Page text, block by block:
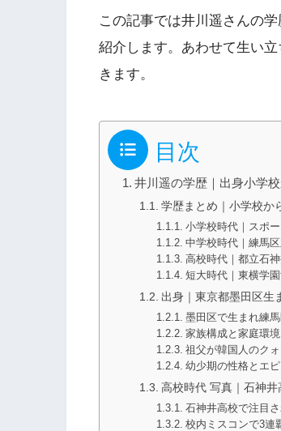
この記事では井川遥さんの
紹介します。あわせて生い
きます。
目次
井川遥の学歴｜出身小学
学歴まとめ｜小学校か
小学校時代｜スポ
中学校時代｜練馬
高校時代｜都立石
短大時代｜東横学
出身｜東京都墨田区生
墨田区で生まれ練
家族構成と家庭環境
祖父が韓国人のク
幼少期の性格とエ
高校時代 写真｜石神
石神井高校で注目
校内ミスコンで3連